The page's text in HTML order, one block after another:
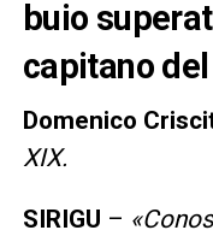
buio
capitano
Domenico
XIX.
SIRIGU –